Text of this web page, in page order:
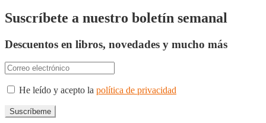
entradas
Suscríbete a nuestro boletín semanal
Descuentos en libros, novedades y mucho más
He leído y acepto la política de privacidad